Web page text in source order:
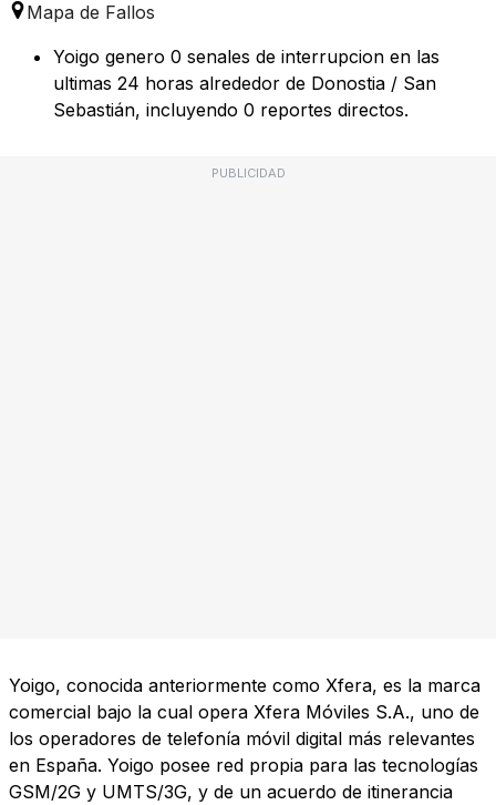
Mapa de Fallos
Yoigo genero 0 senales de interrupcion en las
ultimas 24 horas alrededor de Donostia / San
Sebastián, incluyendo 0 reportes directos.
PUBLICIDAD
Yoigo, conocida anteriormente como Xfera, es la marca
comercial bajo la cual opera Xfera Móviles S.A., uno de
los operadores de telefonía móvil digital más relevantes
en España. Yoigo posee red propia para las tecnologías
GSM/2G y UMTS/3G, y de un acuerdo de itinerancia